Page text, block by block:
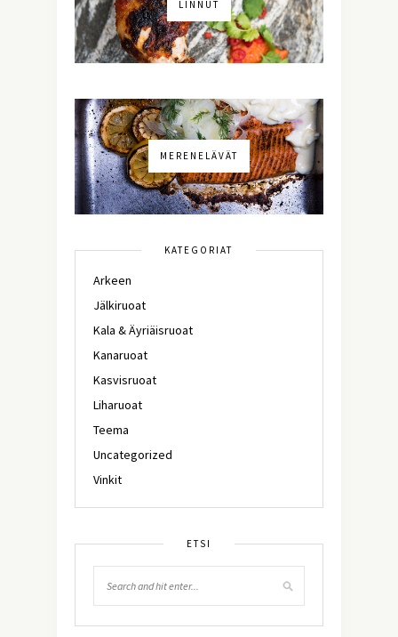
LINNUT
MERENELÄVÄT
KATEGORIAT
Arkeen
Jälkiruoat
Kala & Äyriäisruoat
Kanaruoat
Kasvisruoat
Liharuoat
Teema
Uncategorized
Vinkit
ETSI